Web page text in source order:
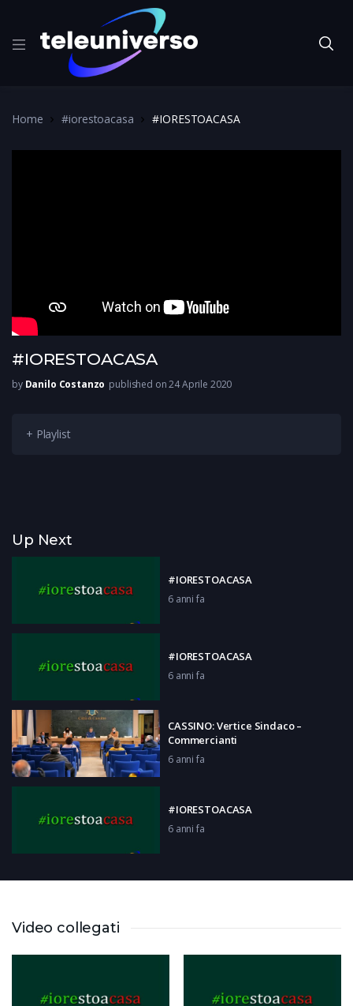
Home #iorestoacasa #IORESTOACASA
#IORESTOACASA
by Danilo Costanzo published on 24 Aprile 2020
+ Playlist
Up Next
#IORESTOACASA
6 anni fa
#IORESTOACASA
6 anni fa
CASSINO: Vertice Sindaco –
Commercianti
6 anni fa
#IORESTOACASA
6 anni fa
Video collegati